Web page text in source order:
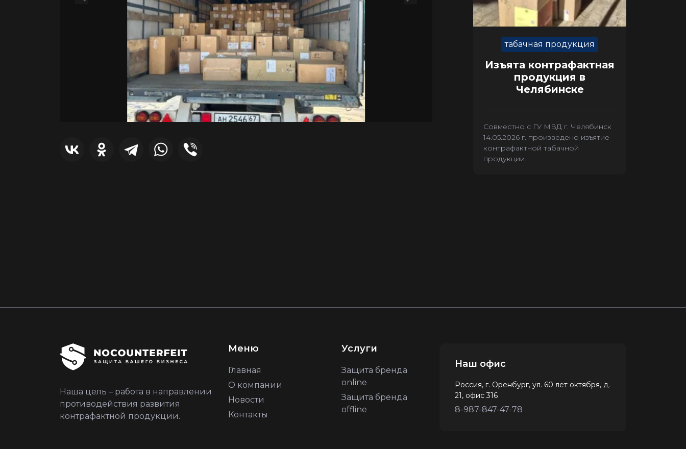
табачная продукция
Изъята контрафактная
продукция в
Челябинске
Совместно с ГУ МВД г. Челябинск
14.05.2026 г. произведено изъятие
контрафактной табачной
продукции.
Наша цель – работа в направлении
противодействия развития
контрафактной продукции.
Меню
Главная
О компании
Новости
Контакты
Услуги
Защита бренда
online
Защита бренда
offline
Наш офис
Россия, г. Оренбург, ул. 60 лет октября, д.
21, офис 316
8-987-847-47-78